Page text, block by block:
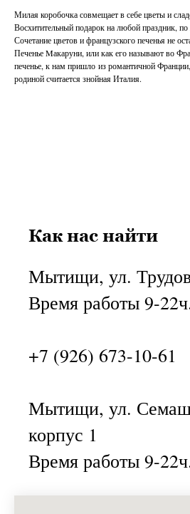
Милая коробочка совмещает в себе цветы и
Восхитительный подарок на любой праздник,
Сочетание цветов и французского печенья не
Печенье Mакаруни, или как его называют во
печенье, к нам пришло из романтичной
родиной считается знойная Италия.
Как нас найти
Мытищи, ул.
Время работы 9-
+7 (926) 673-10-61
Мытищи, ул.
корпус 1
Время работы 9-